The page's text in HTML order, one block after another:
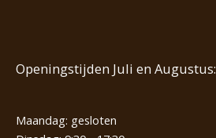
Openingstijden Juli en Augustus:
Maandag: gesloten